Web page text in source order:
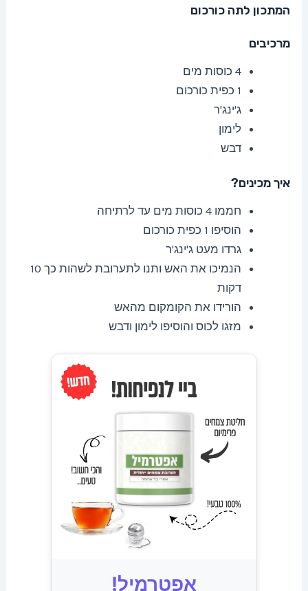
המתכון לתה כורכום
מרכיבים
4 כוסות מים
1 כפית כורכום
ג'ינג'ר
לימון
דבש
איך מכינים?
חממו 4 כוסות מים עד לרתיחה
הוסיפו 1 כפית כורכום
גרדו מעט ג'ינג'ר
הנמיכו את האש ותנו לתערובת לשהות כך 10
דקות
הורידו את הקומקום מהאש
מזגו לכוס והוסיפו לימון ודבש
אפטרמיל!